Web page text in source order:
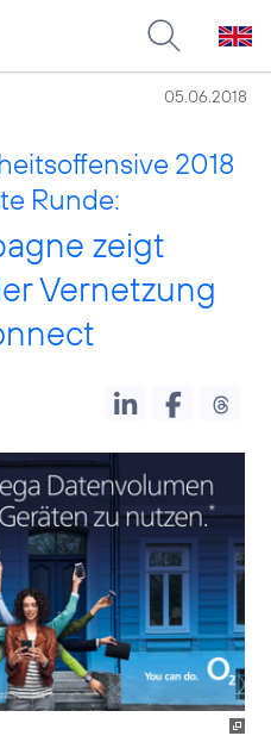
05.06.2018
2018
Runde:
zeigt
Vernetzung